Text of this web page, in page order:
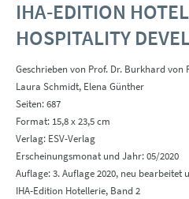
IHA-EDITION
HOSPITALITY
Geschrieben von Prof. Dr. Burkhard von
Laura Schmidt, Elena Günther
Seiten: 687
Format: 15,8 x 23,5 cm
Verlag: ESV-Verlag
Erscheinungsmonat und Jahr: 05/2020
Auflage: 3. Auflage 2020, neu bearbeitet
IHA-Edition Hotellerie, Band 2